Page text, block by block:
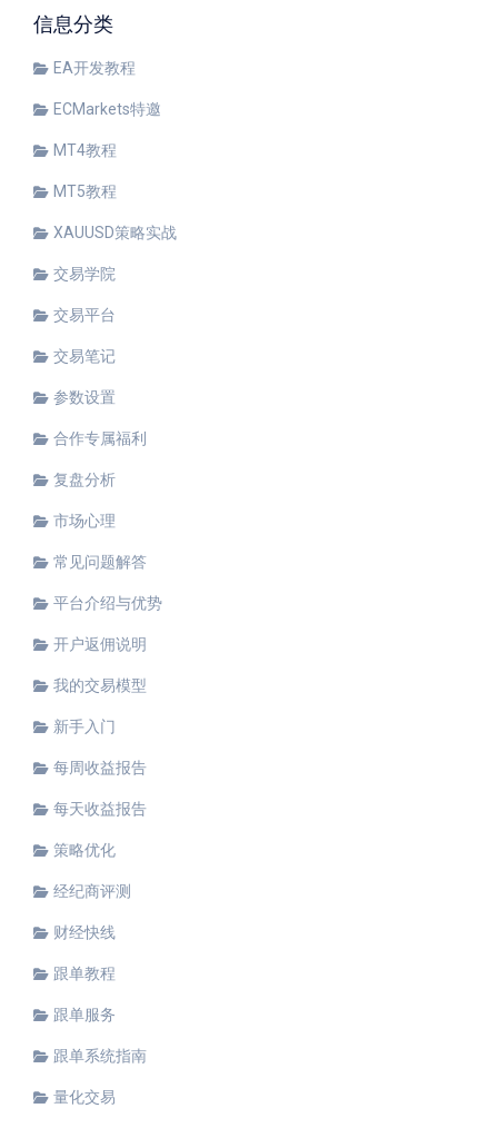
信息分类
EA开发教程
ECMarkets特邀
MT4教程
MT5教程
XAUUSD策略实战
交易学院
交易平台
交易笔记
参数设置
合作专属福利
复盘分析
市场心理
常见问题解答
平台介绍与优势
开户返佣说明
我的交易模型
新手入门
每周收益报告
每天收益报告
策略优化
经纪商评测
财经快线
跟单教程
跟单服务
跟单系统指南
量化交易